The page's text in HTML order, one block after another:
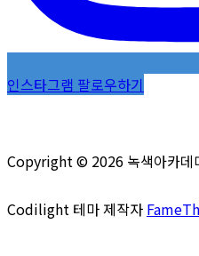
인스타그램 팔로우하기
Copyright © 2026 녹색아카데
Codilight 테마 제작자